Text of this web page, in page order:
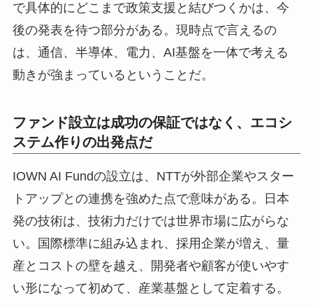
で具体的にどこまで政策支援と結びつくかは、今
後の発表を待つ部分がある。現時点で言えるの
は、通信、半導体、電力、AI基盤を一体で考える
動きが強まっているということだ。
ファンド設立は成功の保証ではなく、エコシ
ステム作りの出発点だ
IOWN AI Fundの設立は、NTTが外部企業やスター
トアップとの連携を強めた点で意味がある。日本
発の技術は、技術力だけでは世界市場に広がらな
い。国際標準に組み込まれ、採用企業が増え、量
産とコストの壁を越え、開発者や顧客が使いやす
い形になって初めて、産業基盤として定着する。